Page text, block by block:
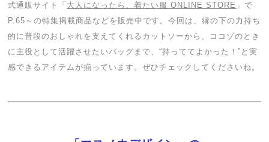
式通販サイト「 大人になったら、着たい服 ONLINE STORE 」で
P.65～の特集掲載商品などを販売中です。今回は、縁の下の力持ち
的に普段のおしゃれを支えてくれるカットソーから、ココゾのとき
に主役として活躍させたいバッグまで、“持っててよかった！”と実
感できる アイテムが揃っています。ぜひチェックしてくださいね。